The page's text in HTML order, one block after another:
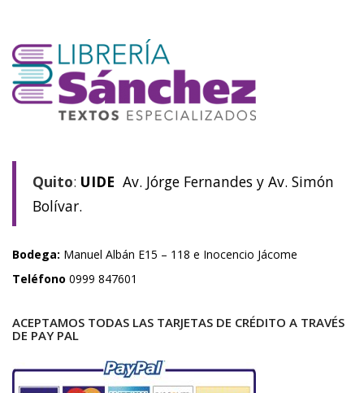
Quito: UIDE Av. Jórge Fernandes y Av. Simón
Bolívar.
Bodega: Manuel Albán E15 – 118 e Inocencio Jácome
Teléfono 0999 847601
ACEPTAMOS TODAS LAS TARJETAS DE CRÉDITO A TRAVÉS
DE PAY PAL